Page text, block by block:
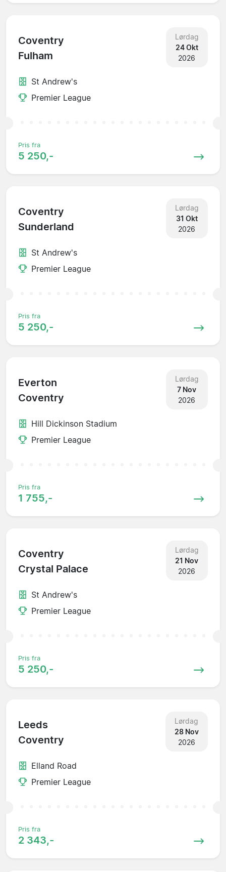
Coventry
Fulham
Lørdag
24 Okt
2026
St Andrew's
Premier League
Pris fra
5 250,-
Coventry
Sunderland
Lørdag
31 Okt
2026
St Andrew's
Premier League
Pris fra
5 250,-
Everton
Coventry
Lørdag
7 Nov
2026
Hill Dickinson Stadium
Premier League
Pris fra
1 755,-
Coventry
Crystal Palace
Lørdag
21 Nov
2026
St Andrew's
Premier League
Pris fra
5 250,-
Leeds
Coventry
Lørdag
28 Nov
2026
Elland Road
Premier League
Pris fra
2 343,-